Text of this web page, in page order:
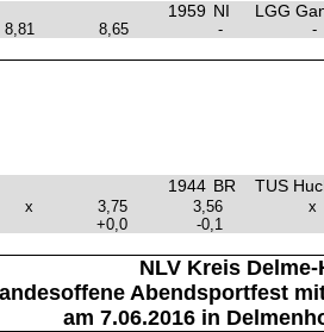
1959 NI LGG
8,81 8,65 - -
1944 BR TUS
x 3,75 3,56
x
+0,0
-0,1
NLV Kreis Delme-
Abendsportfest
am 7.06.2016 in